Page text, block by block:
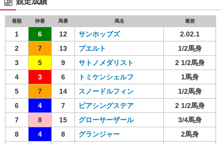
着順 枠番 馬番 馬名 着差
1 6 12 サンホッブズ
2.02.1
2
7 13 プエルト
1/2馬身
3
5 9 サトノメダリスト
2 1/2馬身
4
3 6 トミケンシェルフ
1馬身
5
7 14 スノードルフィン
1/2馬身
6
4 7 ピアシングステア
2 1/2馬身
7
8 15 グローサーザール
3/4馬身
8
4 8 グランジャー
2馬身